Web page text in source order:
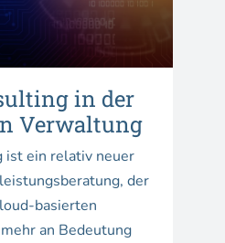
in der
Verwaltung
ist ein relativ neuer
der
basierten
an Bedeutung